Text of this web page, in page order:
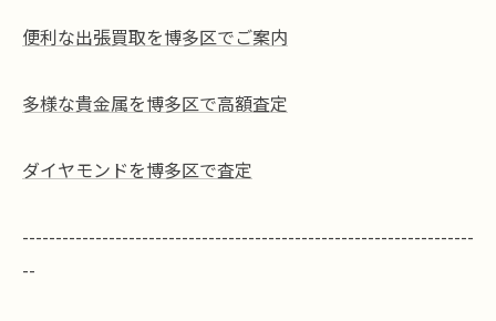
便利な出張買取を博多区でご案内
多様な貴金属を博多区で高額査定
ダイヤモンドを博多区で査定
--------------------------------------------------------------------
--